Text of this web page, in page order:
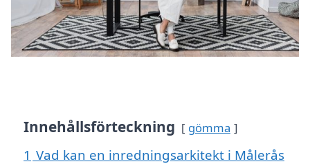
Innehållsförteckning gömma
1 Vad kan en inredningsarkitekt i Målerås